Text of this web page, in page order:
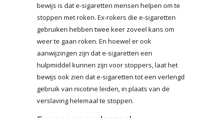
bewijs is dat e-sigaretten mensen helpen om te
stoppen met roken. Ex-rokers die e-sigaretten
gebruiken hebben twee keer zoveel kans om
weer te gaan roken. En hoewel er ook
aanwijzingen zijn dat e-sigaretten een
hulpmiddel kunnen zijn voor stoppers, laat het
bewijs ook zien dat e-sigaretten tot een verlengd
gebruik van nicotine leiden, in plaats van de
verslaving helemaal te stoppen.